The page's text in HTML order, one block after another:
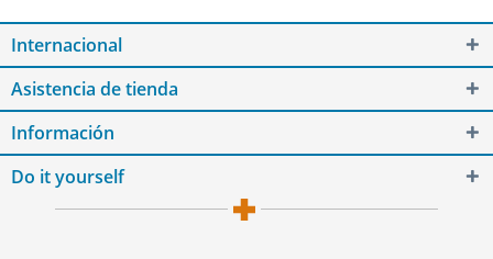
Internacional
Asistencia de tienda
Información
Do it yourself